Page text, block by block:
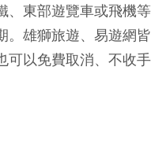
、東部遊覽車或飛機等
。雄獅旅遊、易遊網皆
可以免費取消、不收手